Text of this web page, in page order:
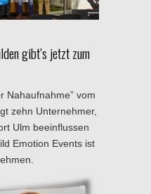
gibt’s jetzt zum
Nahaufnahme” vom
zehn Unternehmer,
Ulm beeinflussen
Emotion Events ist